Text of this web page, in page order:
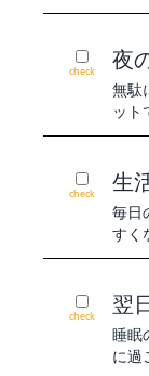
check 夜
無駄
ット
check 生
毎日
すく
check 翌
睡眠
に過